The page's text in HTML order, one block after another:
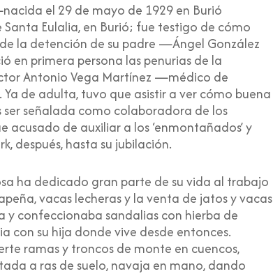
el 29 de mayo de 1929 en Burió
Eulalia, en Burió; fue testigo de cómo
la detención de su padre —Ángel González
en primera persona las penurias de la
Antonio Vega Martínez —médico de
de adulta, tuvo que asistir a ver cómo buena
señalada como colaboradora de los
de auxiliar a los ‘enmontañados’ y
después, hasta su jubilación.
ha dedicado gran parte de su vida al trabajo
vacas lecheras y la venta de jatos y vacas
y confeccionaba sandalias con hierba de
con su hija donde vive desde entonces.
ramas y troncos de monte en cuencos,
a ras de suelo, navaja en mano, dando